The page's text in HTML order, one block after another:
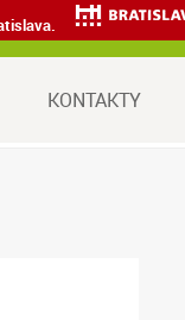
KONTAKTY